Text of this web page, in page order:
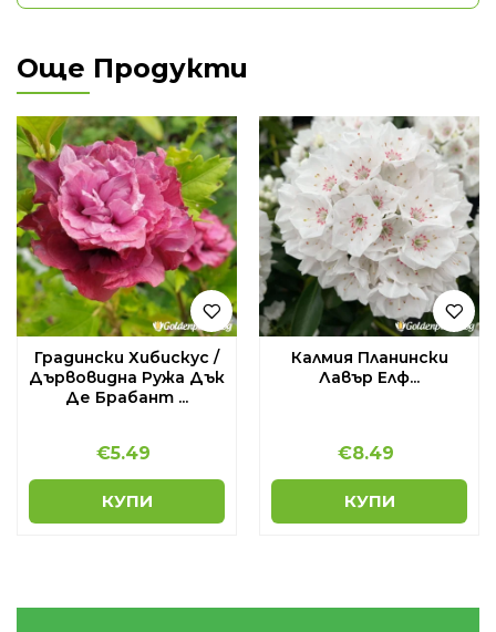
Още Продукти
Градински Хибискус /
Дървовидна Ружа Дък
Де Брабант ...
€5.49
КУПИ
Калмия Планински
Лавър Елф...
€8.49
КУПИ